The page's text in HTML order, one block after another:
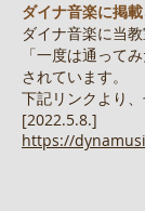
ダイナ音楽に掲
ダイナ音楽に当
「一度は通って
されています。
下記リンクより、
[2022.5.8.]
https://